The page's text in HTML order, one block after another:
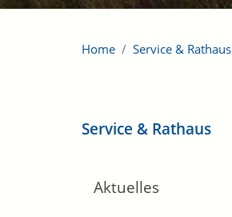
Home Service & Rathaus
Service & Rathaus
Aktuelles